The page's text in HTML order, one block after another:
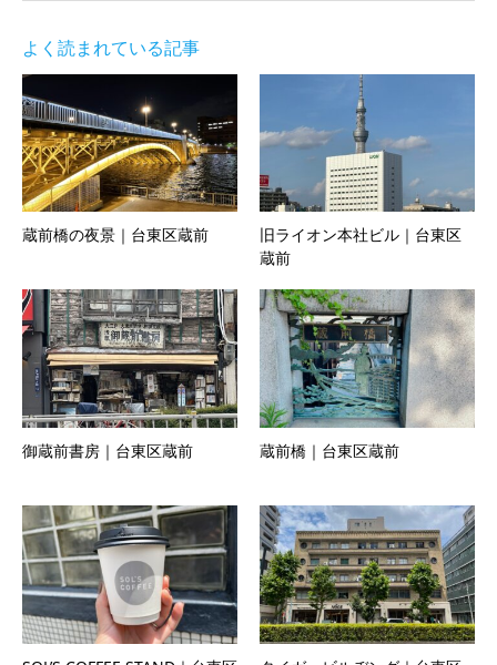
よく読まれている記事
蔵前橋の夜景｜台東区蔵前
旧ライオン本社ビル｜台東区
蔵前
御蔵前書房｜台東区蔵前 蔵前橋｜台東区蔵前